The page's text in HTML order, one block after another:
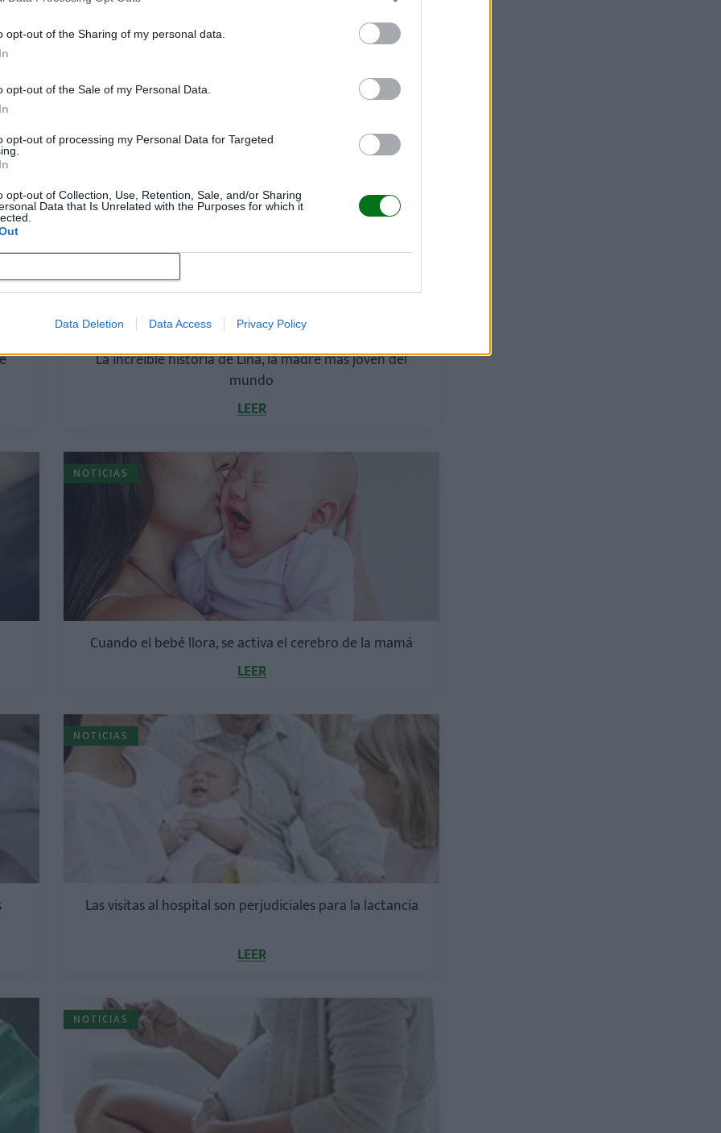
opt-out of the Sharing of my personal data.
opt-out of the Sale of my Personal Data.
opt-out of processing my Personal Data for Targeted
opt-out of Collection, Use, Retention, Sale, and/or Sharing
Data that Is Unrelated with the Purposes for which it
Data Deletion Data Access Privacy Policy
Si quieres quedar embarazada, tu pareja debe comer
NOTICIAS
La increíble historia de Lina, la madre más joven del
mundo
LEER
NOTICIAS
Cuando el bebé llora, se activa el cerebro de la mamá
LEER
NOTICIAS
Las visitas al hospital son perjudiciales para la lactancia
LEER
NOTICIAS